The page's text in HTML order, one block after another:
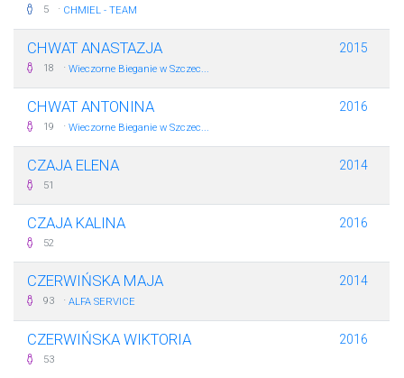
5 · CHMIEL - TEAM
CHWAT ANASTAZJA
18 · Wieczorne Bieganie w Szczec...
2015
CHWAT ANTONINA
19 · Wieczorne Bieganie w Szczec...
2016
CZAJA ELENA
51
2014
CZAJA KALINA
52
2016
CZERWIŃSKA MAJA
93 · ALFA SERVICE
2014
CZERWIŃSKA WIKTORIA
53
2016